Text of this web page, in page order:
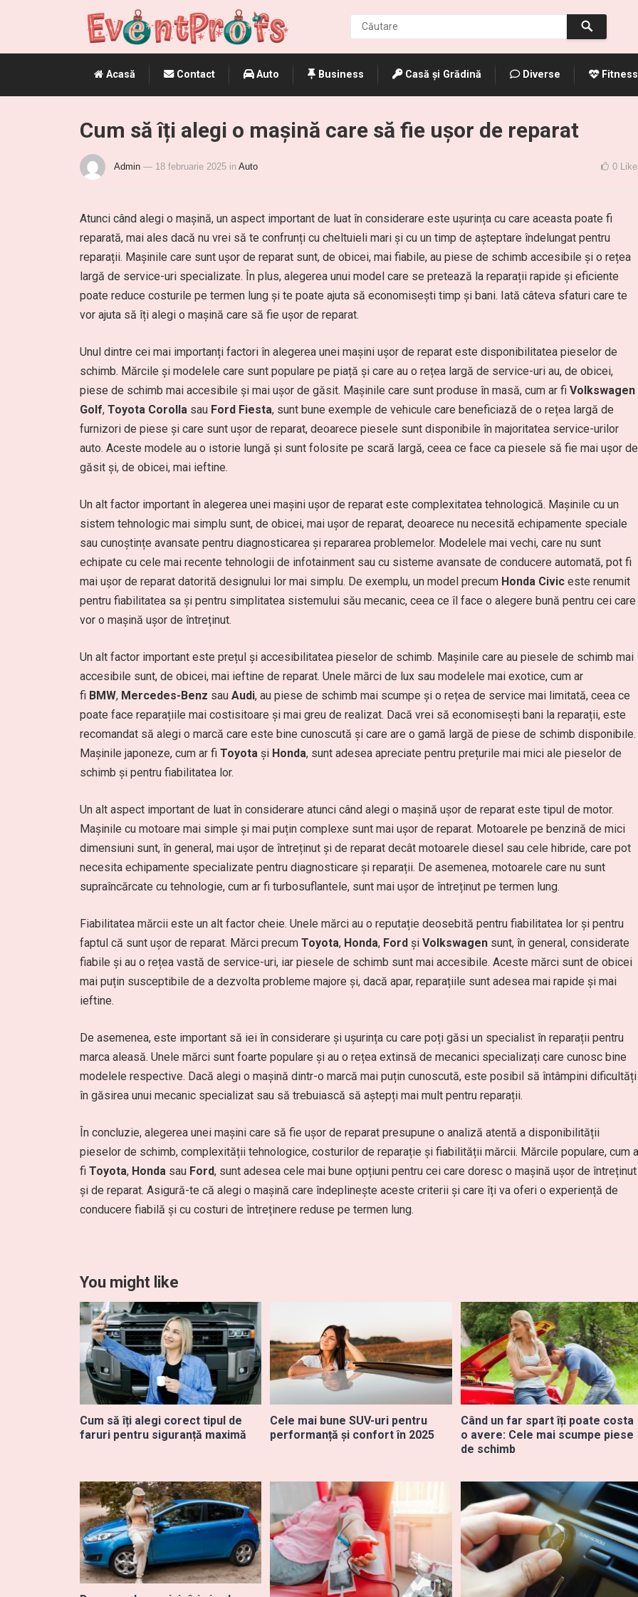
Acasă Contact Auto Business Casă și Grădină Diverse Fitness
Cum să îți alegi o mașină care să fie ușor de reparat
Admin — 18 februarie 2025 in Auto 0
Atunci când alegi o mașină, un aspect important de luat în considerare este ușurința cu care aceasta poate fi
reparată, mai ales dacă nu vrei să te confrunți cu cheltuieli mari și cu un timp de așteptare îndelungat pentru
reparații. Mașinile care sunt ușor de reparat sunt, de obicei, mai fiabile, au piese de schimb accesibile și o rețea
largă de service-uri specializate. În plus, alegerea unui model care se pretează la reparații rapide și eficiente
poate reduce costurile pe termen lung și te poate ajuta să economisești timp și bani. Iată câteva sfaturi care te
vor ajuta să îți alegi o mașină care să fie ușor de reparat.
Unul dintre cei mai importanți factori în alegerea unei mașini ușor de reparat este disponibilitatea pieselor de
schimb. Mărcile și modelele care sunt populare pe piață și care au o rețea largă de service-uri au, de obicei,
piese de schimb mai accesibile și mai ușor de găsit. Mașinile care sunt produse în masă, cum ar fi Volkswagen
Golf, Toyota Corolla sau Ford Fiesta, sunt bune exemple de vehicule care beneficiază de o rețea largă de
furnizori de piese și care sunt ușor de reparat, deoarece piesele sunt disponibile în majoritatea service-urilor
auto. Aceste modele au o istorie lungă și sunt folosite pe scară largă, ceea ce face ca piesele să fie mai ușor de
găsit și, de obicei, mai ieftine.
Un alt factor important în alegerea unei mașini ușor de reparat este complexitatea tehnologică. Mașinile cu un
sistem tehnologic mai simplu sunt, de obicei, mai ușor de reparat, deoarece nu necesită echipamente speciale
sau cunoștințe avansate pentru diagnosticarea și repararea problemelor. Modelele mai vechi, care nu sunt
echipate cu cele mai recente tehnologii de infotainment sau cu sisteme avansate de conducere automată, pot fi
mai ușor de reparat datorită designului lor mai simplu. De exemplu, un model precum Honda Civic este renumit
pentru fiabilitatea sa și pentru simplitatea sistemului său mecanic, ceea ce îl face o alegere bună pentru cei care
vor o mașină ușor de întreținut.
Un alt factor important este prețul și accesibilitatea pieselor de schimb. Mașinile care au piesele de schimb mai
accesibile sunt, de obicei, mai ieftine de reparat. Unele mărci de lux sau modelele mai exotice, cum ar
fi BMW, Mercedes-Benz sau Audi, au piese de schimb mai scumpe și o rețea de service mai limitată, ceea ce
poate face reparațiile mai costisitoare și mai greu de realizat. Dacă vrei să economisești bani la reparații, este
recomandat să alegi o marcă care este bine cunoscută și care are o gamă largă de piese de schimb disponibile.
Mașinile japoneze, cum ar fi Toyota și Honda, sunt adesea apreciate pentru prețurile mai mici ale pieselor de
schimb și pentru fiabilitatea lor.
Un alt aspect important de luat în considerare atunci când alegi o mașină ușor de reparat este tipul de motor.
Mașinile cu motoare mai simple și mai puțin complexe sunt mai ușor de reparat. Motoarele pe benzină de mici
dimensiuni sunt, în general, mai ușor de întreținut și de reparat decât motoarele diesel sau cele hibride, care pot
necesita echipamente specializate pentru diagnosticare și reparații. De asemenea, motoarele care nu sunt
supraîncărcate cu tehnologie, cum ar fi turbosuflantele, sunt mai ușor de întreținut pe termen lung.
Fiabilitatea mărcii este un alt factor cheie. Unele mărci au o reputație deosebită pentru fiabilitatea lor și pentru
faptul că sunt ușor de reparat. Mărci precum Toyota, Honda, Ford și Volkswagen sunt, în general, considerate
fiabile și au o rețea vastă de service-uri, iar piesele de schimb sunt mai accesibile. Aceste mărci sunt de obicei
mai puțin susceptibile de a dezvolta probleme majore și, dacă apar, reparațiile sunt adesea mai rapide și mai
ieftine.
De asemenea, este important să iei în considerare și ușurința cu care poți găsi un specialist în reparații pentru
marca aleasă. Unele mărci sunt foarte populare și au o rețea extinsă de mecanici specializați care cunosc bine
modelele respective. Dacă alegi o mașină dintr-o marcă mai puțin cunoscută, este posibil să întâmpini dificultăți
în găsirea unui mecanic specializat sau să trebuiască să aștepți mai mult pentru reparații.
În concluzie, alegerea unei mașini care să fie ușor de reparat presupune o analiză atentă a disponibilității
pieselor de schimb, complexității tehnologice, costurilor de reparație și fiabilității mărcii. Mărcile populare, cum
fi Toyota, Honda sau Ford, sunt adesea cele mai bune opțiuni pentru cei care doresc o mașină ușor de întreținut
și de reparat. Asigură-te că alegi o mașină care îndeplinește aceste criterii și care îți va oferi o experiență de
conducere fiabilă și cu costuri de întreținere reduse pe termen lung.
You might like
Cum să îți alegi corect tipul de
faruri pentru siguranță maximă
Cele mai bune SUV-uri pentru
performanță și confort în 2025
Când un far spart îți poate costa
o avere: Cele mai scumpe piese
de schimb